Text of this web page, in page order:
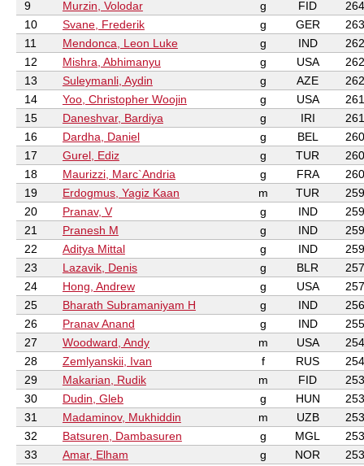
9
Murzin, Volodar g FID
10
Svane, Frederik g GER
11
Mendonca, Leon Luke g IND
12
Mishra, Abhimanyu g USA
13
Suleymanli, Aydin g AZE
14
Yoo, Christopher Woojin g USA
15
Daneshvar, Bardiya g IRI
16
Dardha, Daniel g BEL
17
Gurel, Ediz g TUR
18
Maurizzi, Marc`Andria g FRA
19
Erdogmus, Yagiz Kaan m TUR
20
Pranav, V g IND
21
Pranesh M g IND
22
Aditya Mittal g IND
23
Lazavik, Denis g BLR
24
Hong, Andrew g USA
25
Bharath Subramaniyam H g IND
26
Pranav Anand g IND
27
Woodward, Andy m USA
28
Zemlyanskii, Ivan f RUS
29
Makarian, Rudik m FID
30
Dudin, Gleb g HUN
31
Madaminov, Mukhiddin m UZB
32
Batsuren, Dambasuren g MGL
33
Amar, Elham g NOR